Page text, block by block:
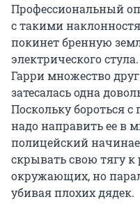
Профессиональный
с такими
покинет бренную
электрического
Гарри множество
затесалась одна
Поскольку бороться
надо направить ее в
полицейский
скрывать свою тягу к
окружающих, но
убивая плохих дядек.